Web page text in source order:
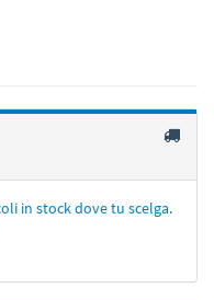
in stock dove tu scelga.